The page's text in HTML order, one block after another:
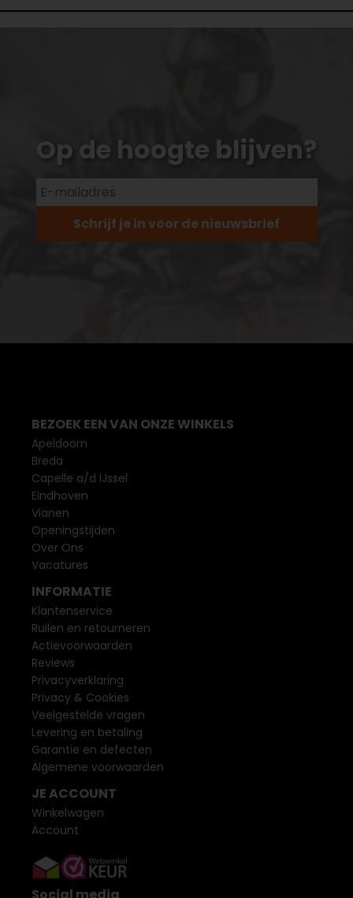
Op de hoogte blijven?
Schrijf je in voor de nieuwsbrief
BEZOEK EEN VAN ONZE WINKELS
Apeldoorn
Breda
Capelle a/d IJssel
Eindhoven
Vianen
Openingstijden
Over Ons
Vacatures
INFORMATIE
Klantenservice
Ruilen en retourneren
Actievoorwaarden
Reviews
Privacyverklaring
Privacy & Cookies
Veelgestelde vragen
Levering en betaling
Garantie en defecten
Algemene voorwaarden
JE ACCOUNT
Winkelwagen
Account